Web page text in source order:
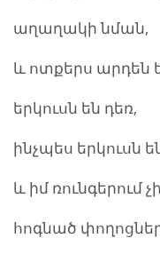
աղաղակի նման,
և ոտքերս արդեն
երկուսն են դեռ,
ինչպես երկուսն
և իմ ռունգերում
հոգնած